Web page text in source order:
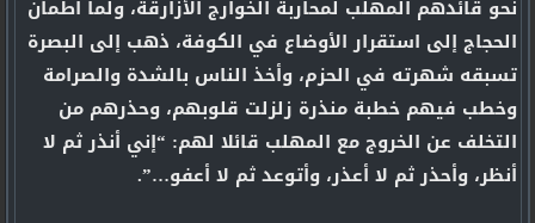
نحو قائدهم المهلب لمحاربة الخوارج الأزارقة، ولما اطمأن
الحجاج إلى استقرار الأوضاع في الكوفة، ذهب إلى البصرة
تسبقه شهرته في الحزم، وأخذ الناس بالشدة والصرامة
وخطب فيهم خطبة منذرة زلزلت قلوبهم، وحذرهم من
التخلف عن الخروج مع المهلب قائلا لهم: “إني أنذر ثم لا
أنظر، وأحذر ثم لا أعذر، وأتوعد ثم لا أعفو…”.